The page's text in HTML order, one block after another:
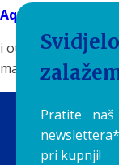
Aquilia.hr
i otkrijte proizvode
male trenutke
Pratite
pri kupnji!